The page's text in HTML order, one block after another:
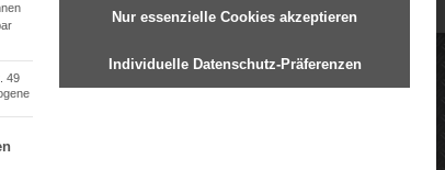
49
nicht abgewählt werden.
Nur essenzielle Cookies akzeptieren
Individuelle Datenschutz-Präferenzen